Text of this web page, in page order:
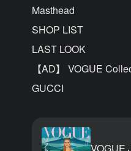
Masthead
SHOP LIST
LAST LOOK
【AD】 VOGUE
GUCCI
VOGUE